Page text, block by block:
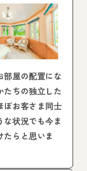
部屋の配置にな
たちの独立した
ぼお客さま同士
状況でも今ま
らと思いま